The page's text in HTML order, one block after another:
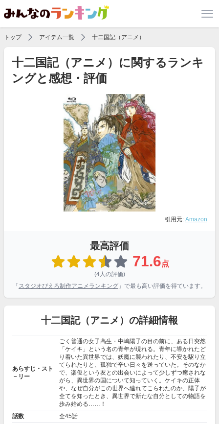
トップ アイテム一覧 十二国記（アニメ）
十二国記（アニメ）に関するランキ
ングと感想・評価
引用元: Amazon
最高評価
71.6点
(4人の評価)
「 スタジオぴえろ制作アニメランキング 」で最も高い評価を得ています。
十二国記（アニメ）の詳細情報
あらすじ・スト
－リー
ごく普通の女子高生・中嶋陽子の目の前に、ある日突然
「ケイキ」という名の青年が現れる。青年に導かれたど
り着いた異世界では、妖魔に襲われたり、不安を駆り立
てられたりと、孤独で辛い日々を送っていた。そのなか
で、楽俊という友との出会いによって少しずつ癒されな
がら、異世界の国について知っていく。ケイキの正体
や、なぜ自分がこの世界へ連れてこられたのか、陽子が
全てを知ったとき、異世界で新たな自分としての物語を
歩み始める……！
話数
全45話